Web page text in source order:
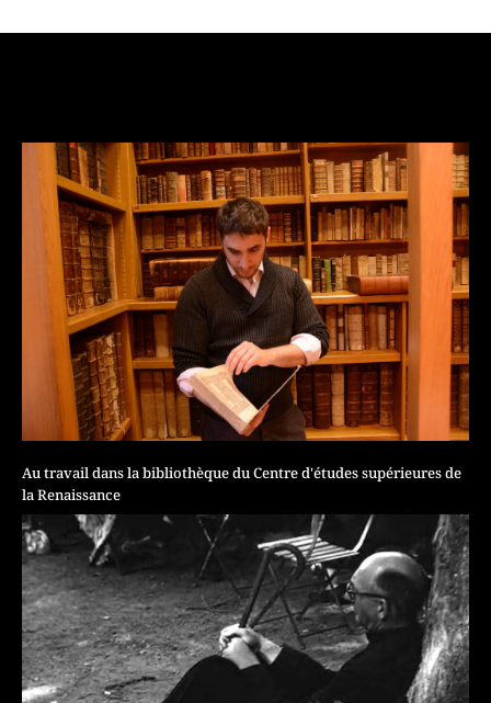
Au travail dans la bibliothèque du Centre d'études supérieures de
la Renaissance